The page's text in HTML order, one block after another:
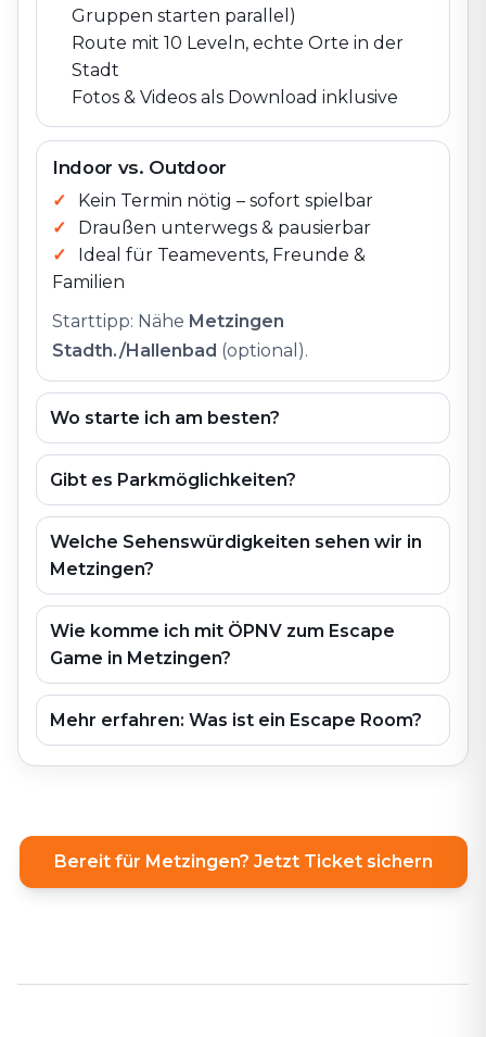
Gruppen starten parallel)
Route mit 10 Leveln, echte Orte in der
Stadt
Fotos & Videos als Download inklusive
Indoor vs. Outdoor
Kein Termin nötig – sofort spielbar
Draußen unterwegs & pausierbar
Ideal für Teamevents, Freunde &
Familien
Starttipp: Nähe Metzingen
Stadth./Hallenbad (optional).
Wo starte ich am besten?
Gibt es Parkmöglichkeiten?
Welche Sehenswürdigkeiten sehen wir in
Metzingen?
Wie komme ich mit ÖPNV zum Escape
Game in Metzingen?
Mehr erfahren: Was ist ein Escape Room?
Bereit für Metzingen? Jetzt Ticket sichern